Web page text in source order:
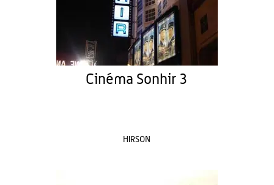
Cinéma Sonhir 3
HIRSON